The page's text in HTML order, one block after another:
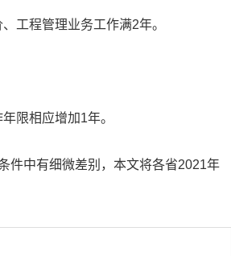
工程管理业务工作满2年。
限相应增加1年。
件中有细微差别，本文将各省2021年